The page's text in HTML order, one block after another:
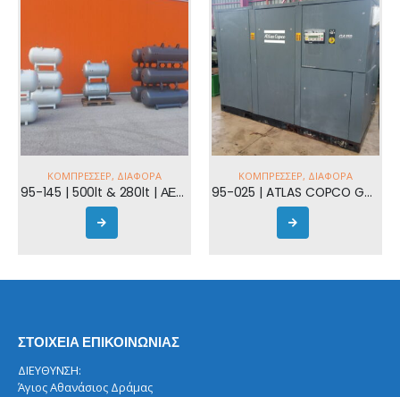
ΚΟΜΠΡΕΣΣΈΡ, ΔΙΆΦΟΡΑ
95-145 | 500lt & 280lt | ΑΕΡΟΦΥΛΑΚEΙΑ ΚΑΙΝΟΥΡΓΕΙΑ
ΚΟΜΠΡΕΣΣΈΡ, ΔΙΆΦΟΡΑ
95-025 | ATLAS COPCO GA 110
ΣΤΟΙΧΕΙΑ ΕΠΙΚΟΙΝΩΝΙΑΣ
ΔΙΕΥΘΥΝΣΗ:
Άγιος Αθανάσιος Δράμας